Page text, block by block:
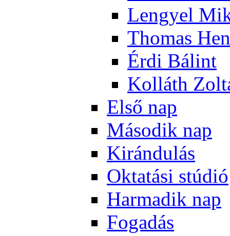
Len­gyel
Tho­mas
Ér­di Bá­lint
Kol­láth
El­ső nap
Má­so­dik nap
Ki­rán­du­lás
Ok­ta­tá­si stú­dió
Har­ma­dik nap
Fo­ga­dás